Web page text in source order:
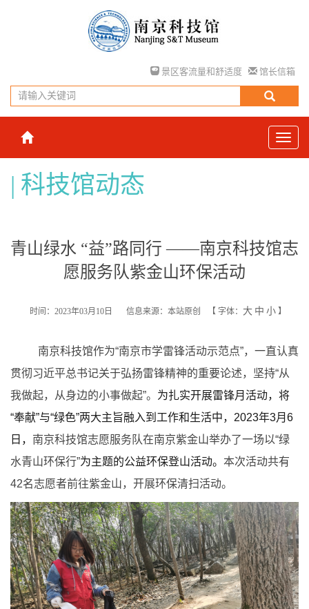
景区客流量和舒适度 馆长信箱
科技馆动态
青山绿水 “益”路同行 ——南京科技馆志
愿服务队紫金山环保活动
时间：2023年03月10日 信息来源：本站原创 【 字体： 大 中 小 】
南京科技馆作为“南京市学雷锋活动示范点”，一直认真
贯彻习近平总书记关于弘扬雷锋精神的重要论述，坚持“从
我做起，从身边的小事做起”。 为扎实开展雷锋月活动，将
“奉献”与“绿色”两大主旨融入到工作和生活中，2023年3月6
日， 南京科技馆志愿服务队在南京紫金山举办了一场以“绿
水青山环保行”为主题的公益环保登山活动。 本次活动共有
42名志愿者前往紫金山，开展环保清扫活动。